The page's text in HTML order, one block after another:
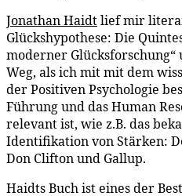
Jonathan Haidtlief mir
Glückshypothese: Die
moderner Glücksforschung“
Weg, als ich mit mit dem
der Positiven Psychologie
Führung und das Human
relevant ist, wie z.B. das
Identifikation von Stärken:
Don Clifton und Gallup.
Haidts Buch ist eines der